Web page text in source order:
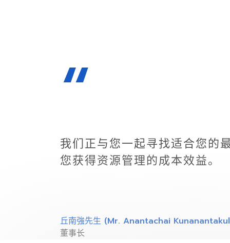
“
我们正与您一起寻找适合您的
您获得资源管理的成本效益。
丘南強先生 (Mr. Anantachai
董事长